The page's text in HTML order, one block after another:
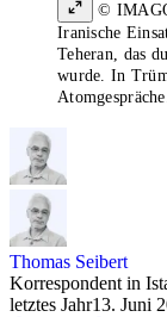
©
Iranische
Teheran, das
wurde. In
Thomas Seibert
Korrespondent in
letztes Jahr13. Juni